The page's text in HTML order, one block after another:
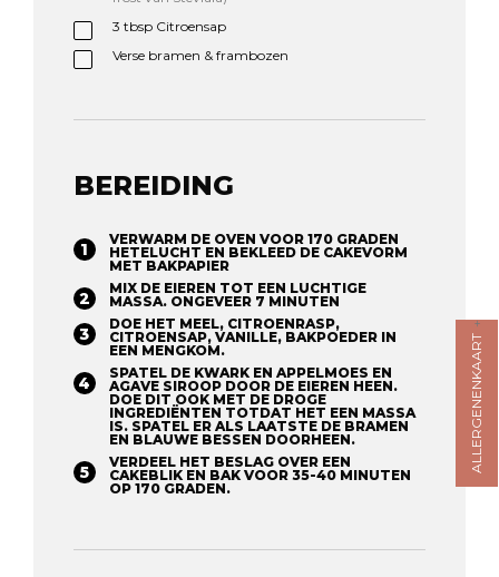
ALLERGENENKAART
3 tbspCitroensap
Verse bramen & frambozen
BEREIDING
VERWARM DE OVEN VOOR 170 GRADEN
HETELUCHT EN BEKLEED DE CAKEVORM
MET BAKPAPIER ⁠
MIX DE EIEREN TOT EEN LUCHTIGE
MASSA. ONGEVEER 7 MINUTEN ⁠
DOE HET MEEL, CITROENRASP,
CITROENSAP, VANILLE, BAKPOEDER IN
EEN MENGKOM.⁠
SPATEL DE KWARK EN APPELMOES EN
AGAVE SIROOP DOOR DE EIEREN HEEN.
DOE DIT OOK MET DE DROGE
INGREDIËNTEN TOTDAT HET EEN MASSA
IS. SPATEL ER ALS LAATSTE DE BRAMEN
EN BLAUWE BESSEN DOORHEEN. ⁠
VERDEEL HET BESLAG OVER EEN
CAKEBLIK EN BAK VOOR 35-40 MINUTEN
OP 170 GRADEN.